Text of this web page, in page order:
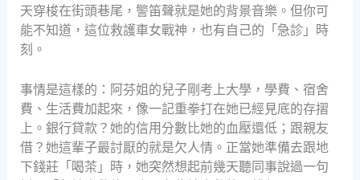
天穿梭在街頭巷尾，警笛聲就是她的背景音樂。但你可
能不知道，這位救護車女戰神，也有自己的「急診」時
刻。
事情是這樣的：阿芬姐的兒子剛考上大學，學費、宿舍
費、生活費加起來，像一記重拳打在她已經見底的存摺
上。銀行貸款？她的信用分數比她的血壓還低；跟親友
借？她這輩子最討厭的就是欠人情。正當她準備去跟地
下錢莊「喝茶」時，她突然想起前幾天聽同事說過一句